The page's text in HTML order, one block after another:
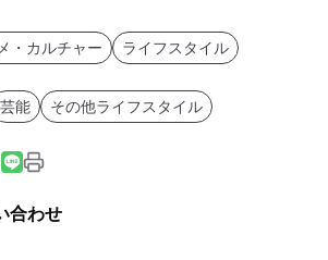
・カルチャー ライフスタイル
芸能 その他ライフスタイル
合わせ